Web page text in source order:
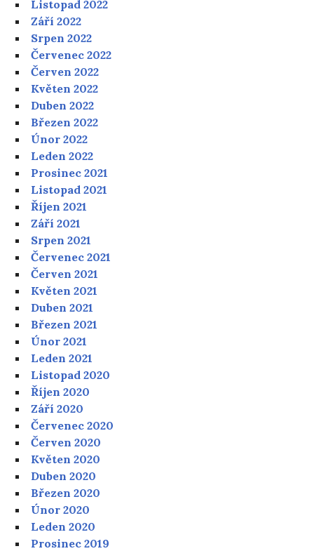
Listopad 2022
Září 2022
Srpen 2022
Červenec 2022
Červen 2022
Květen 2022
Duben 2022
Březen 2022
Únor 2022
Leden 2022
Prosinec 2021
Listopad 2021
Říjen 2021
Září 2021
Srpen 2021
Červenec 2021
Červen 2021
Květen 2021
Duben 2021
Březen 2021
Únor 2021
Leden 2021
Listopad 2020
Říjen 2020
Září 2020
Červenec 2020
Červen 2020
Květen 2020
Duben 2020
Březen 2020
Únor 2020
Leden 2020
Prosinec 2019